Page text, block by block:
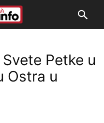
Petke u
Ostra u